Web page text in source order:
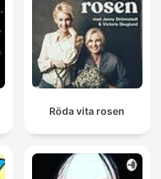
Röda vita rosen